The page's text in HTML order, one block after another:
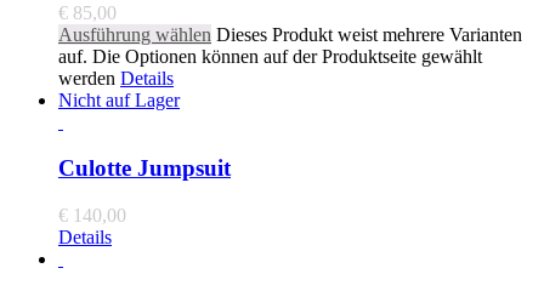
€ 85,00
Ausführung wählen Dieses Produkt weist mehrere Varianten
auf. Die Optionen können auf der Produktseite gewählt
werden Details
Nicht auf Lager
Culotte Jumpsuit
€ 140,00
Details